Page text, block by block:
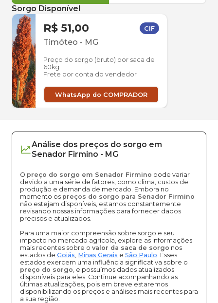
Sorgo Disponível
R$ 51,00 CIF
Timóteo - MG
Preço do sorgo (bruto) por saca de
60kg
Frete por conta do vendedor
WhatsApp do COMPRADOR
Análise dos preços do sorgo em
Senador Firmino - MG
O preço do sorgo em Senador Firmino pode variar
devido a uma série de fatores, como clima, custos de
produção e demanda de mercado. Embora no
momento os preços do sorgo para Senador Firmino
não estejam disponíveis, estamos constantemente
revisando nossas informações para fornecer dados
precisos e atualizados.
Para uma maior compreensão sobre sorgo e seu
impacto no mercado agrícola, explore as informações
mais recentes sobre o valor da saca de sorgo nos
estados de Goiás, Minas Gerais e São Paulo. Esses
estados exercem uma influência significativa sobre o
preço do sorgo, e possuímos dados atualizados
disponíveis para eles. Continue acompanhando as
últimas atualizações, pois em breve estaremos
disponibilizando os preços e análises mais recentes para
a sua região.